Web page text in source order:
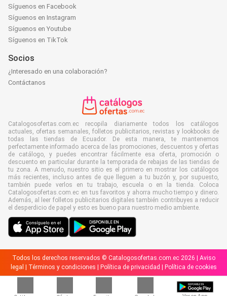
Síguenos en Facebook
Síguenos en Instagram
Síguenos en Youtube
Síguenos en TikTok
Socios
¿Interesado en una colaboración?
Contáctanos
Catalogosofertas.com.ec recopila diariamente todos los catálogos
actuales, ofertas semanales, folletos publicitarios, revistas y lookbooks de
todas las tiendas de Ecuador. De esta manera, te mantenemos
perfectamente informado acerca de las promociones, descuentos y ofertas
de catálogo, y puedes encontrar fácilmente esa oferta, promoción o
descuento en particular durante la temporada de rebajas de las tiendas de
tu zona. A menudo, nuestro sitio es el primero en mostrar los catálogos
más recientes, incluso antes de que lleguen a tu buzón y, por supuesto,
también puede verlos en tu trabajo, escuela o en la tienda. Coloca
Catalogosofertas.com.ec en tus favoritos y ahorra mucho tiempo y dinero.
Además, al leer folletos publicitarios digitales también contribuyes a reducir
el desperdicio de papel y esto es bueno para nuestro medio ambiente.
Todos los derechos reservados © Catalogosofertas.com.ec 2026 | Aviso
legal
Términos y condiciones Política de privacidad Política de cookies